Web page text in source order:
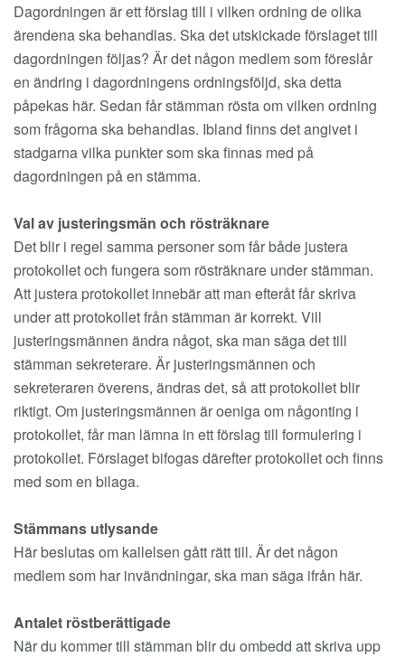
Dagordningen är ett förslag till i vilken ordning de olika
ärendena ska behandlas. Ska det utskickade förslaget till
dagordningen följas? Är det någon medlem som föreslår
en ändring i dagordningens ordningsföljd, ska detta
påpekas här. Sedan får stämman rösta om vilken ordning
som frågorna ska behandlas. Ibland finns det angivet i
stadgarna vilka punkter som ska finnas med på
dagordningen på en stämma.
Val av justeringsmän och rösträknare
Det blir i regel samma personer som får både justera
protokollet och fungera som rösträknare under stämman.
Att justera protokollet innebär att man efteråt får skriva
under att protokollet från stämman är korrekt. Vill
justeringsmännen ändra något, ska man säga det till
stämman sekreterare. Är justeringsmännen och
sekreteraren överens, ändras det, så att protokollet blir
riktigt. Om justeringsmännen är oeniga om någonting i
protokollet, får man lämna in ett förslag till formulering i
protokollet. Förslaget bifogas därefter protokollet och finns
med som en bilaga.
Stämmans utlysande
Här beslutas om kallelsen gått rätt till. Är det någon
medlem som har invändningar, ska man säga ifrån här.
Antalet röstberättigade
När du kommer till stämman blir du ombedd att skriva upp